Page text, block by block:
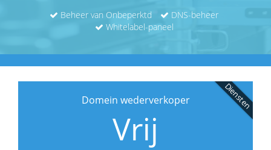
Beheer van Onbeperktd
DNS-beheer
Whitelabel-paneel
Domein wederverkoper
Vrij
Diensten